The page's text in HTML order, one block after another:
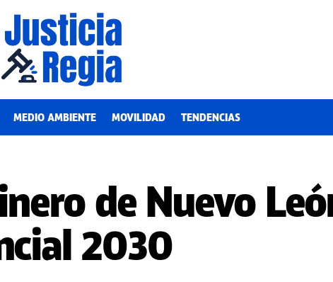
MEDIO AMBIENTE MOVILIDAD TENDENCIAS
de Nuevo
2030